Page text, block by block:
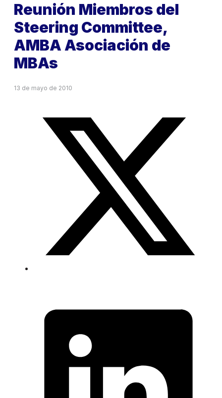
Reunión Miembros del
Steering Committee,
AMBA Asociación de
MBAs
13 de mayo de 2010